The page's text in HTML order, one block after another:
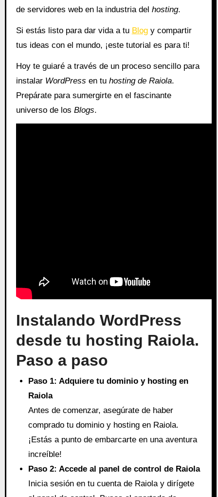
de servidores web en la industria del hosting.
Si estás listo para dar vida a tu Blogy compartir
tus ideas con el mundo, ¡este tutorial es para ti!
Hoy te guiaré a través de un proceso sencillo para
instalar WordPress en tu hosting de Raiola.
Prepárate para sumergirte en el fascinante
universo de los Blogs.
Instalando WordPress
desde tu hosting Raiola.
Paso a paso
Paso 1: Adquiere tu dominio y hosting en
Raiola
Antes de comenzar, asegúrate de haber
comprado tu dominio y hosting en Raiola.
¡Estás a punto de embarcarte en una aventura
increíble!
Paso 2: Accede al panel de control de Raiola
Inicia sesión en tu cuenta de Raiola y dirígete